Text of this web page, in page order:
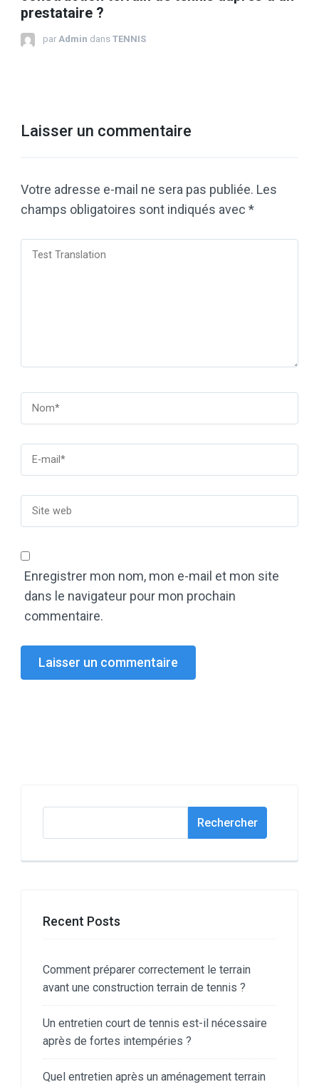
prestataire ?
par Admin dans TENNIS
Laisser un commentaire
Votre adresse e-mail ne sera pas publiée. Les
champs obligatoires sont indiqués avec *
Enregistrer mon nom, mon e-mail et mon site
dans le navigateur pour mon prochain
commentaire.
Rechercher
Recent Posts
Comment préparer correctement le terrain
avant une construction terrain de tennis ?
Un entretien court de tennis est-il nécessaire
après de fortes intempéries ?
Quel entretien après un aménagement terrain